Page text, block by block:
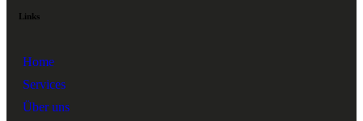
Links
Home
Services
Über uns